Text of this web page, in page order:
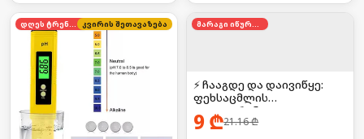
დღეს ტრენდში კვირის შეთავაზება მარაგი იწურება
⚡ ჩააგდე და დაივიწყე:
ფეხსაცმლის
დეოდორანტი
9 ₾21.16₾